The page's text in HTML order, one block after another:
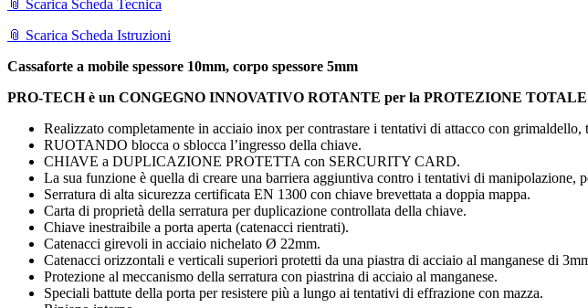
📎 Scarica Scheda Tecnica
📎 Scarica Scheda Istruzioni
Cassaforte a mobile spessore 10mm, corpo spessore 5mm
PRO-TECH è un CONGEGNO INNOVATIVO ROTANTE per la PROTEZIONE
Realizzato completamente in acciaio inox per contrastare i tentativi di attacco con grimaldello,
RUOTANDO blocca o sblocca l’ingresso della chiave.
CHIAVE a DUPLICAZIONE PROTETTA con SERCURITY CARD.
La sua funzione è quella di creare una barriera aggiuntiva contro i tentativi di manipolazione,
Serratura di alta sicurezza certificata EN 1300 con chiave brevettata a doppia mappa.
Carta di proprietà della serratura per duplicazione controllata della chiave.
Chiave inestraibile a porta aperta (catenacci rientrati).
Catenacci girevoli in acciaio nichelato Ø 22mm.
Catenacci orizzontali e verticali superiori protetti da una piastra di acciaio al manganese di
Protezione al meccanismo della serratura con piastrina di acciaio al manganese.
Speciali battute della porta per resistere più a lungo ai tentativi di effrazione con mazza.